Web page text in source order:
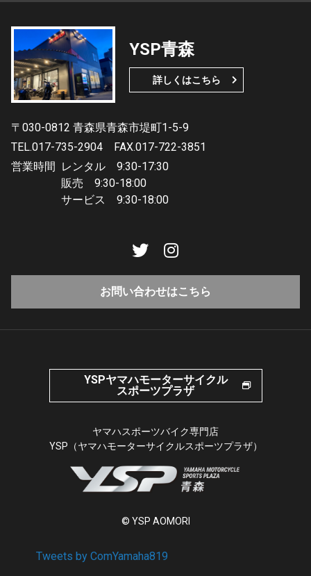
YSP青森
詳しくはこちら
〒030-0812 青森県青森市堤町1-5-9
TEL.017-735-2904
FAX.017-722-3851
営業時間 レンタル 9:30-17:30
販売 9:30-18:00
サービス 9:30-18:00
お問い合わせはこちら
YSPヤマハモーターサイクル
スポーツプラザ
ヤマハスポーツバイク専門店
YSP（ヤマハモーターサイクルスポーツプラザ）
© YSP AOMORI
Tweets by ComYamaha819